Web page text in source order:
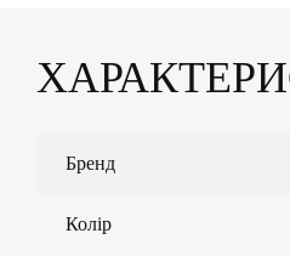
Бренд
Колір